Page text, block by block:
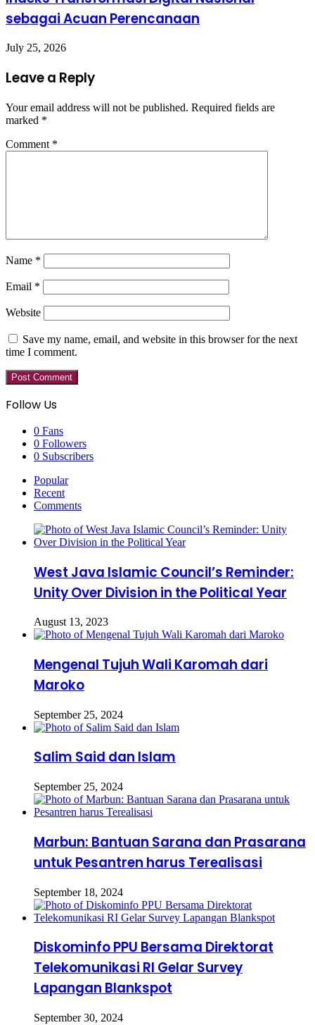
sebagai Acuan Perencanaan
July 25, 2026
Leave a Reply
Your email address will not be published. Required fields are
marked *
Comment *
Name *
Email *
Website
Save my name, email, and website in this browser for the next
time I comment.
Follow Us
0 Fans
0 Followers
0 Subscribers
Popular
Recent
Comments
West Java Islamic Council’s Reminder:
Unity Over Division in the Political Year
August 13, 2023
Mengenal Tujuh Wali Karomah dari
Maroko
September 25, 2024
Salim Said dan Islam
September 25, 2024
Marbun: Bantuan Sarana dan Prasarana
untuk Pesantren harus Terealisasi
September 18, 2024
Diskominfo PPU Bersama Direktorat
Telekomunikasi RI Gelar Survey
Lapangan Blankspot
September 30, 2024